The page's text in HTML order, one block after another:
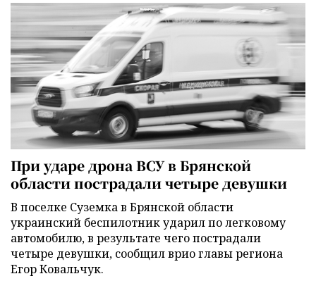
При ударе дрона ВСУ в Брянской
области пострадали четыре девушки
В поселке Суземка в Брянской области
украинский беспилотник ударил по легковому
автомобилю, в результате чего пострадали
четыре девушки, сообщил врио главы региона
Егор Ковальчук.